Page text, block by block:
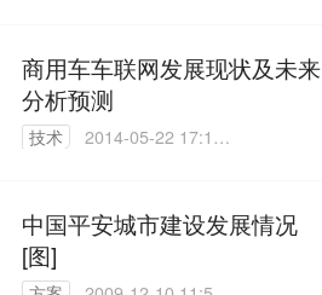
商用车车联网发展现状及未来
分析预测
技术
2014-05-22 17:15:
中国平安城市建设发展情况
[图]